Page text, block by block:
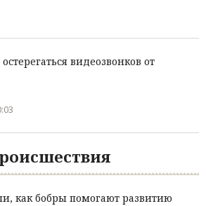
видеозвонков от
как бобры помогают развитию